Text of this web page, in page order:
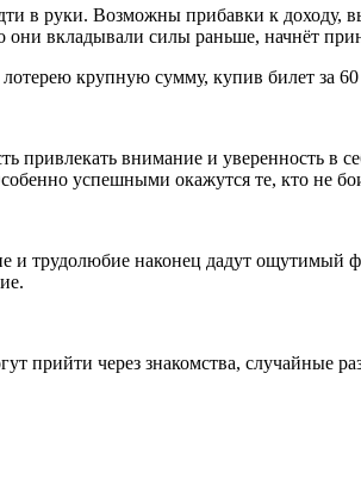
в руки. Возможны прибавки к
вкладывали силы раньше, начнёт
лотерею крупную сумму, купив билет за
внимание и уверенность в
успешными окажутся те, кто не
и трудолюбие наконец дадут ощутимый
прийти через знакомства, случайные